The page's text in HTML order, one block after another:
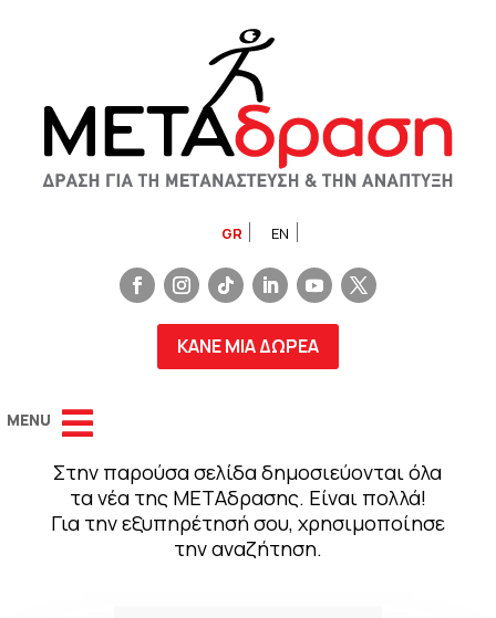
GR EN
ΚΑΝΕ ΜΙΑ ΔΩΡΕΑ
Στην παρούσα σελίδα δημοσιεύονται όλα
τα νέα της ΜΕΤΑδρασης. Είναι πολλά!
Για την εξυπηρέτησή σου, χρησιμοποίησε
την αναζήτηση.